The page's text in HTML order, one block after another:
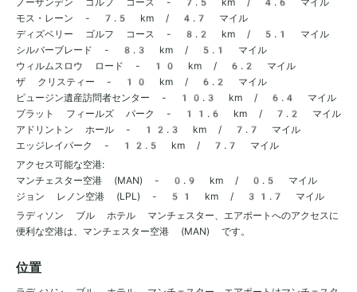
モス・レーン - 7.5 km / 4.7 マイル
ディズベリー ゴルフ コース - 8.2 km / 5.1 マイル
シルバーブレード - 8.3 km / 5.1 マイル
ウィルムスロウ ロード - 10 km / 6.2 マイル
ザ クリスティー - 10 km / 6.2 マイル
ピュージン遺産訪問者センター - 10.3 km / 6.4 マイル
プラット フィールズ パーク - 11.6 km / 7.2 マイル
アドリントン ホール - 12.3 km / 7.7 マイル
エッジレイパーク - 12.5 km / 7.7 マイル
アクセス可能な空港:
マンチェスター空港 (MAN) - 0.9 km / 0.5 マイル
ジョン レノン空港 (LPL) - 51 km / 31.7 マイル
ラディソン ブル ホテル マンチェスター、エアポートへのアクセスに
便利な空港は、マンチェスター空港 (MAN) です。
位置